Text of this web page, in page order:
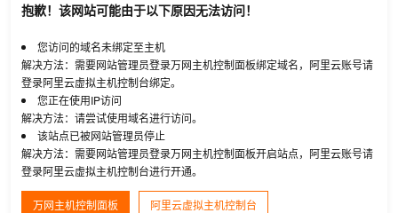
抱歉！该网站可能由于以下原因无法访问！
您访问的域名未绑定至主机
解决方法：需要网站管理员登录万网主机控制面板绑定域名，阿里云账号请
登录阿里云虚拟主机控制台绑定。
您正在使用IP访问
解决方法：请尝试使用域名进行访问。
该站点已被网站管理员停止
解决方法：需要网站管理员登录万网主机控制面板开启站点，阿里云账号请
登录阿里云虚拟主机控制台进行开通。
万网主机控制面板 阿里云虚拟主机控制台